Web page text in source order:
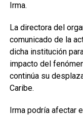
Irma.
La directora del
comunicado de la
dicha institución
impacto del
continúa su
Caribe.
Irma podría afectar